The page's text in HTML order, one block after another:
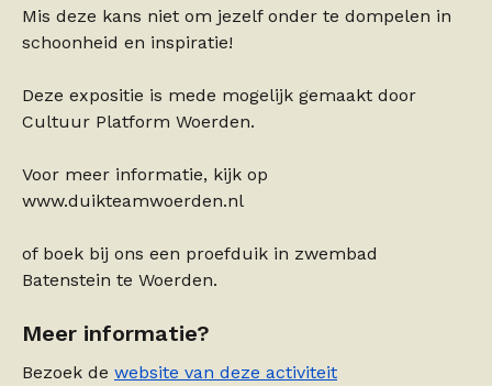
Mis deze kans niet om jezelf onder te dompelen in
schoonheid en inspiratie!
Deze expositie is mede mogelijk gemaakt door
Cultuur Platform Woerden.
Voor meer informatie, kijk op
www.duikteamwoerden.nl
of boek bij ons een proefduik in zwembad
Batenstein te Woerden.
Meer informatie?
Bezoek de website van deze activiteit